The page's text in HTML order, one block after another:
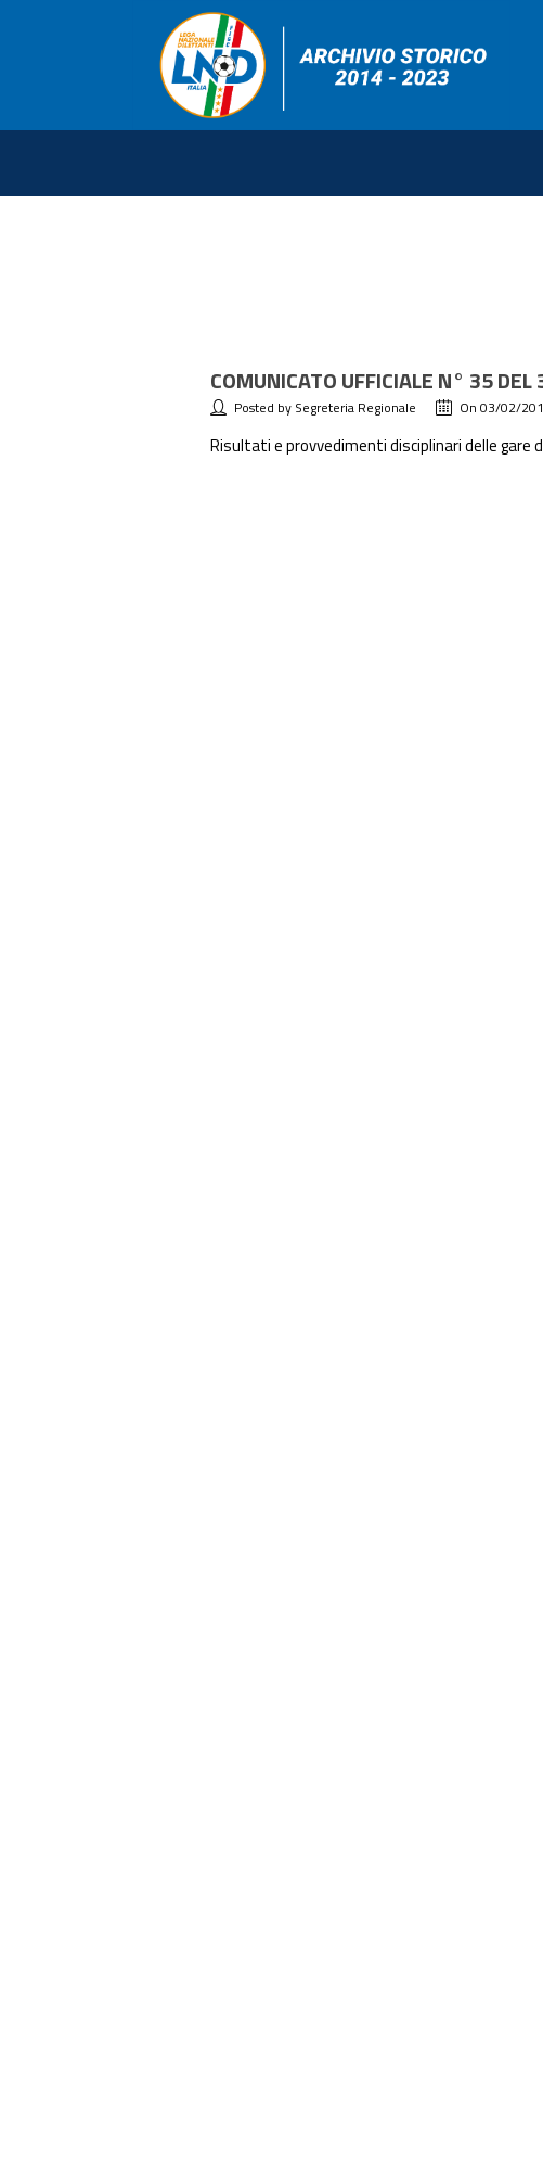
COMUNICATO UFFICIALE N° 35
Posted by Segreteria Regionale On 03/02/
Risultati e provvedimenti disciplinari delle gare